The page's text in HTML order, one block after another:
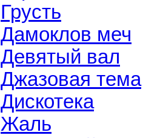
Грусть
Дамоклов меч
Девятый вал
Джазовая тема
Дискотека
Жаль